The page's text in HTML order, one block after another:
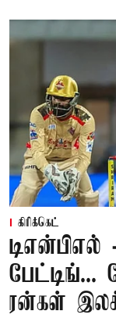
கிரிக்கெட்
டிஎன்பிஎல்
பேட்டிங்...
ரன்கள்